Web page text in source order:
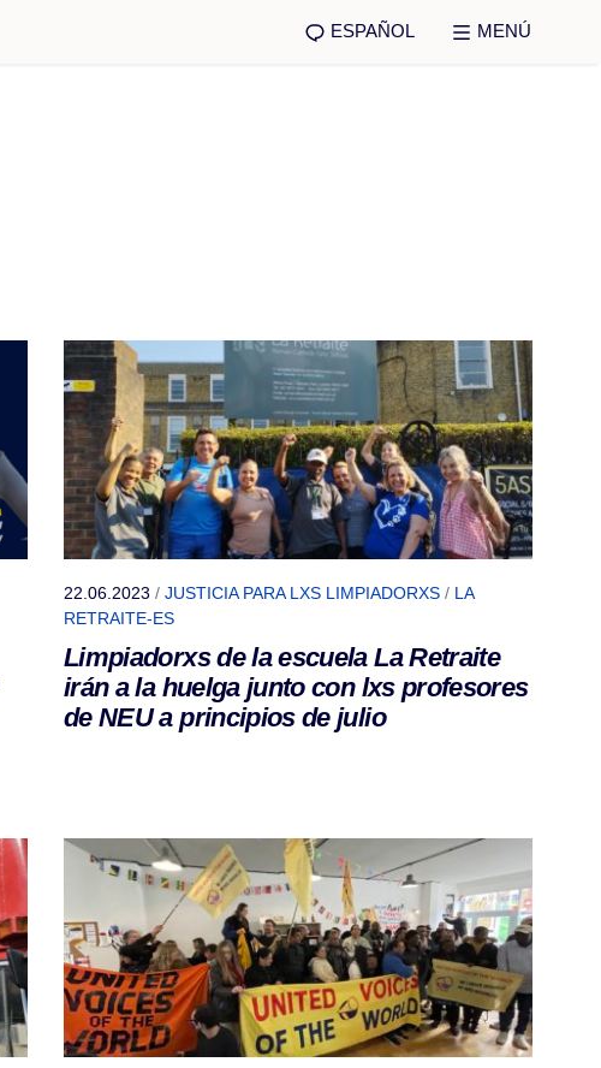
ESPAÑOL MENÚ
22.06.2023 / JUSTICIA PARA LXS LIMPIADORXS / LA
RETRAITE-ES
Limpiadorxs de la escuela La Retraite
irán a la huelga junto con lxs profesores
de NEU a principios de julio